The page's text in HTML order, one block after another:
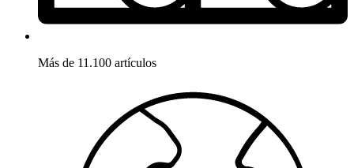
Más de 11.100 artículos